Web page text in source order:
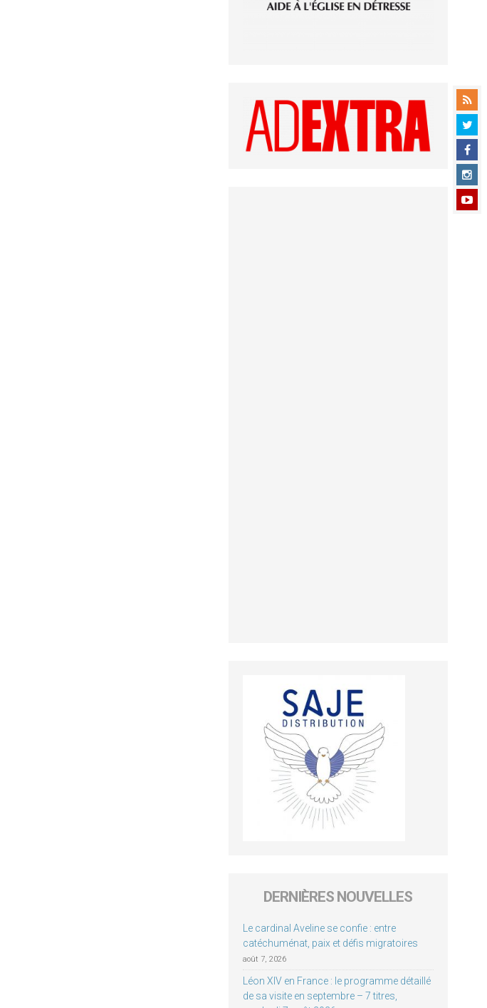
DERNIÈRES NOUVELLES
Le cardinal Aveline se confie : entre
catéchuménat, paix et défis migratoires
août 7, 2026
Léon XIV en France : le programme détaillé
de sa visite en septembre – 7 titres,